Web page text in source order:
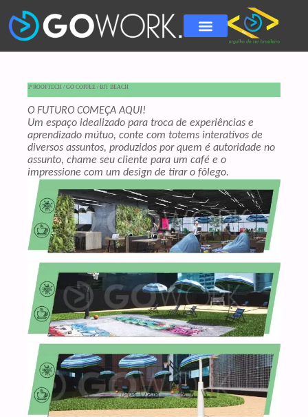
1º ROOFTECH / GO COFFEE / BIT BEACH
O FUTURO COMEÇA AQUI!
Um espaço idealizado para troca de experiências e
aprendizado mútuo, conte com totems interativos de
diversos assuntos, produzidos por quem é autoridade no
assunto, chame seu cliente para um café e o
impressione com um design de tirar o fôlego.